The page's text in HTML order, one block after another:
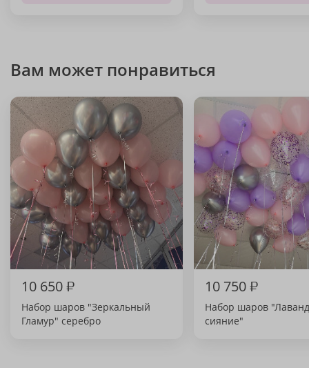
Вам может понравиться
10 650₽
Набор шаров "Зеркальный
Гламур" серебро
10 750₽
Набор шаров
сияние"